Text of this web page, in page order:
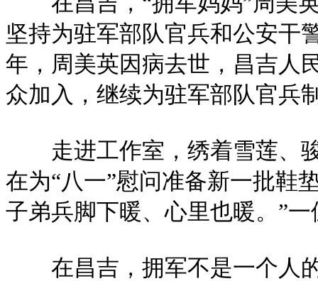
坚持为驻军部队官兵和公安干
年，周美英因病去世，昌吉人
众加入，继续为驻军部队官兵
走进工作室，绣着雪莲、骏
在为“八一”慰问准备新一批鞋
子弟兵脚下暖、心里也暖。”
在昌吉，拥军不是一个人的